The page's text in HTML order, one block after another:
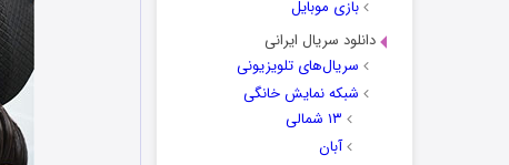
بازی موبایل
دانلود سریال ایرانی
سریال‌های تلویزیونی
شبکه نمایش خانگی
۱۳ شمالی
آبان